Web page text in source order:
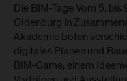
Die BIM-Tage Vom 5.
Oldenburg in
Akademie boten
digitales Planen und
BIM-Game, einem